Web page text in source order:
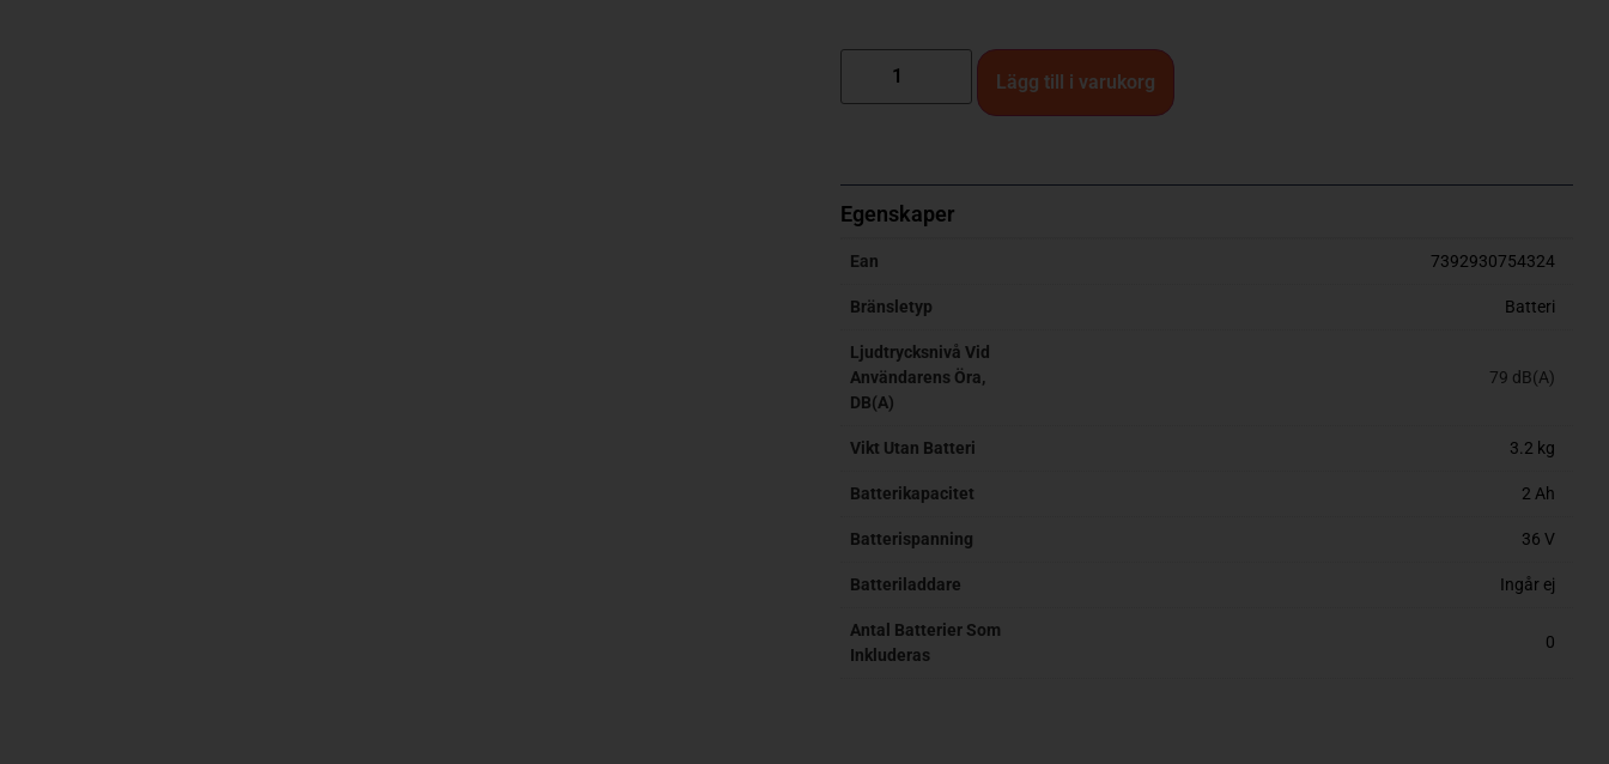
Lägg till i varukorg
Egenskaper
Ean 7392930754324
Bränsletyp Batteri
Ljudtrycksnivå Vid
Användarens Öra,
DB(A)
79 dB(A)
Vikt Utan Batteri 3.2 kg
Batterikapacitet 2 Ah
Batterispanning 36 V
Batteriladdare Ingår ej
Antal Batterier Som
Inkluderas
0